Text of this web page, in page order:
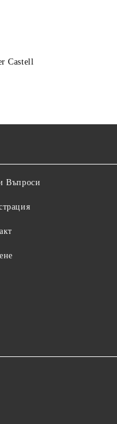
Castell
Въпроси